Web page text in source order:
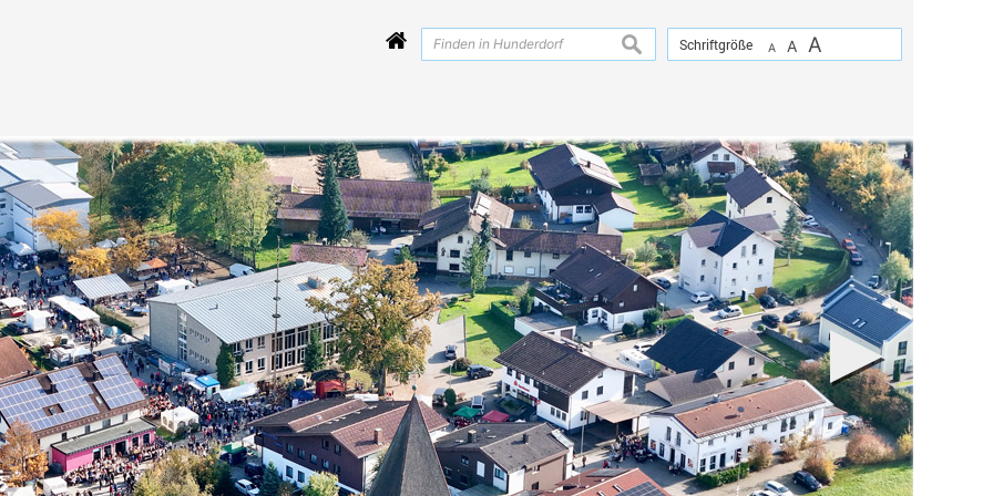
Schriftgröße A A A
suchen